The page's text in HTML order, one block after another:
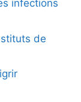
infections
de